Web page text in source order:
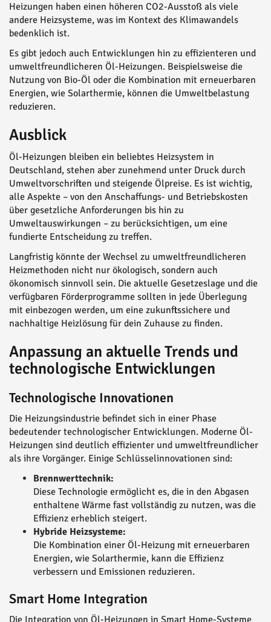
Heizungen haben einen höheren CO2-Ausstoß als viele
andere Heizsysteme, was im Kontext des Klimawandels
bedenklich ist.
Es gibt jedoch auch Entwicklungen hin zu effizienteren und
umweltfreundlicheren Öl-Heizungen. Beispielsweise die
Nutzung von Bio-Öl oder die Kombination mit erneuerbaren
Energien, wie Solarthermie, können die Umweltbelastung
reduzieren.
Ausblick
Öl-Heizungen bleiben ein beliebtes Heizsystem in
Deutschland, stehen aber zunehmend unter Druck durch
Umweltvorschriften und steigende Ölpreise. Es ist wichtig,
alle Aspekte – von den Anschaffungs- und Betriebskosten
über gesetzliche Anforderungen bis hin zu
Umweltauswirkungen – zu berücksichtigen, um eine
fundierte Entscheidung zu treffen.
Langfristig könnte der Wechsel zu umweltfreundlicheren
Heizmethoden nicht nur ökologisch, sondern auch
ökonomisch sinnvoll sein. Die aktuelle Gesetzeslage und die
verfügbaren Förderprogramme sollten in jede Überlegung
mit einbezogen werden, um eine zukunftssichere und
nachhaltige Heizlösung für dein Zuhause zu finden.
Anpassung an aktuelle Trends und
technologische Entwicklungen
Technologische Innovationen
Die Heizungsindustrie befindet sich in einer Phase
bedeutender technologischer Entwicklungen. Moderne Öl-
Heizungen sind deutlich effizienter und umweltfreundlicher
als ihre Vorgänger. Einige Schlüsselinnovationen sind:
Brennwerttechnik:
Diese Technologie ermöglicht es, die in den Abgasen
enthaltene Wärme fast vollständig zu nutzen, was die
Effizienz erheblich steigert.
Hybride Heizsysteme:
Die Kombination einer Öl-Heizung mit erneuerbaren
Energien, wie Solarthermie, kann die Effizienz
verbessern und Emissionen reduzieren.
Smart Home Integration
Die Integration von Öl-Heizungen in Smart Home-Systeme